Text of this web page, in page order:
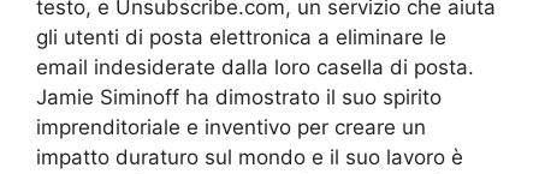
testo, e Unsubscribe.com, un servizio che aiuta
gli utenti di posta elettronica a eliminare le
email indesiderate dalla loro casella di posta.
Jamie Siminoff ha dimostrato il suo spirito
imprenditoriale e inventivo per creare un
impatto duraturo sul mondo e il suo lavoro è